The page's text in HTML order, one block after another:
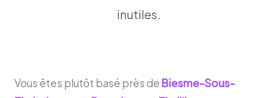
inutiles.
Vous êtes plutôt basé près de Biesme-Sous-